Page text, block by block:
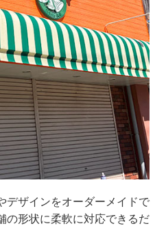
デザインをオーダーメイドで
の形状に柔軟に対応できるだ